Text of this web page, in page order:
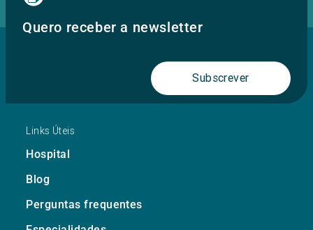
Quero receber a newsletter
Subscrever
Links Úteis
Hospital
Blog
Perguntas frequentes